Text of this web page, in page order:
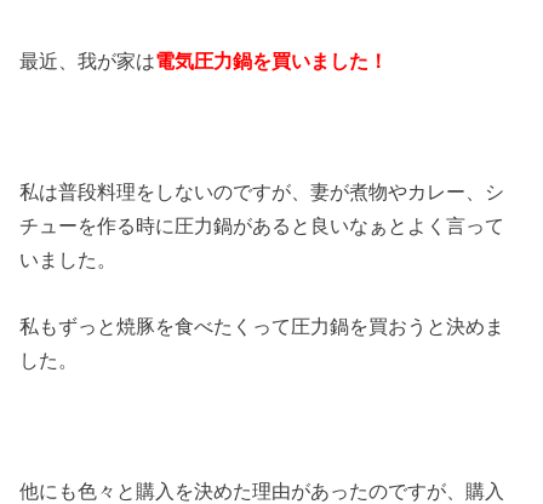
最近、我が家は電気圧力鍋を買いました！
私は普段料理をしないのですが、妻が煮物やカレー、シ
チューを作る時に圧力鍋があると良いなぁとよく言って
いました。
私もずっと焼豚を食べたくって圧力鍋を買おうと決めま
した。
他にも色々と購入を決めた理由があったのですが、購入